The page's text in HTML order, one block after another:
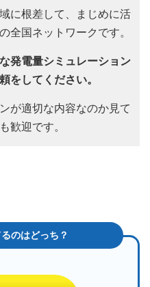
に根差して、まじめに活
全国ネットワークです。
発電量シミュレーション
をしてください。
が適切な内容なのか見て
歓迎です。